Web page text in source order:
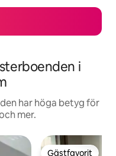
i
har höga betyg för
mer.
Gästfavorit